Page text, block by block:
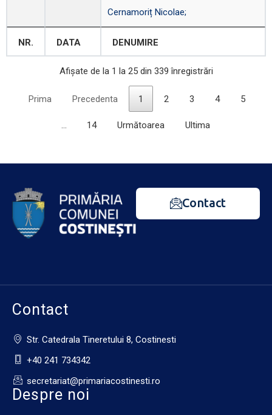
Cernamoriț Nicolae;
NR. DATA DENUMIRE
Afișate de la 1 la 25 din 339 înregistrări
Prima Precedenta 1 2 3 4 5
14 Următoarea Ultima
Contact
Contact
Str. Catedrala Tineretului 8, Costinesti
+40 241 734342
secretariat@primariacostinesti.ro​
Despre noi